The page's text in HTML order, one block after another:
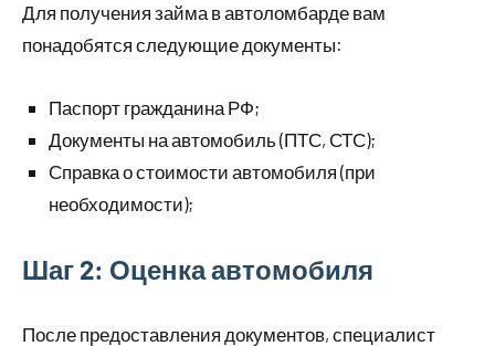
Для получения займа в автоломбарде вам
понадобятся следующие документы:
Паспорт гражданина РФ;
Документы на автомобиль (ПТС, СТС);
Справка о стоимости автомобиля (при
необходимости);
Шаг 2: Оценка автомобиля
После предоставления документов, специалист